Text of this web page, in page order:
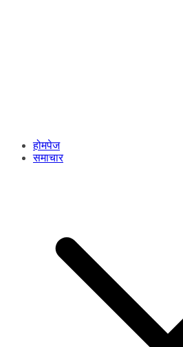
होमपेज
समाचार